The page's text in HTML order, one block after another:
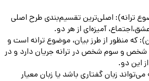
ترانه): اصلی‌ترین تقسیم‌بندی طرح اصلی
آمیزه‌ای از هر دو.
که منظور از طرز بیان، موضوع ترانه ‌است و
و سوم شخص در ترانه جریان دارد و در
این دو.
زبان گفتاری باشد یا زبان معیار